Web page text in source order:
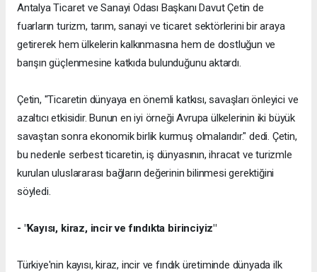
Antalya Ticaret ve Sanayi Odası Başkanı Davut Çetin de
fuarların turizm, tarım, sanayi ve ticaret sektörlerini bir araya
getirerek hem ülkelerin kalkınmasına hem de dostluğun ve
barışın güçlenmesine katkıda bulunduğunu aktardı.
Çetin, "Ticaretin dünyaya en önemli katkısı, savaşları önleyici ve
azaltıcı etkisidir. Bunun en iyi örneği Avrupa ülkelerinin iki büyük
savaştan sonra ekonomik birlik kurmuş olmalarıdır." dedi. Çetin,
bu nedenle serbest ticaretin, iş dünyasının, ihracat ve turizmle
kurulan uluslararası bağların değerinin bilinmesi gerektiğini
söyledi.
- "Kayısı, kiraz, incir ve fındıkta birinciyiz"
Türkiye'nin kayısı, kiraz, incir ve fındık üretiminde dünyada ilk